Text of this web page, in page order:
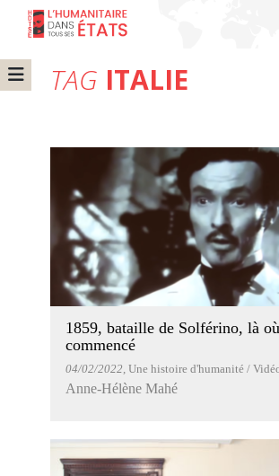
TAG ITALIE
1859, bataille de Solférino, là
commencé
04/02/2022 , Une histoire d'humanité /
Anne-Hélène Mahé